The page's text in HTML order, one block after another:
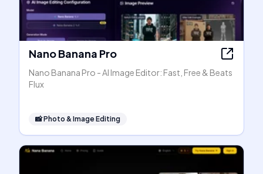
Nano Banana Pro
Nano Banana Pro - AI Image Editor: Fast, Free & Beats
Flux
📸Photo & Image Editing